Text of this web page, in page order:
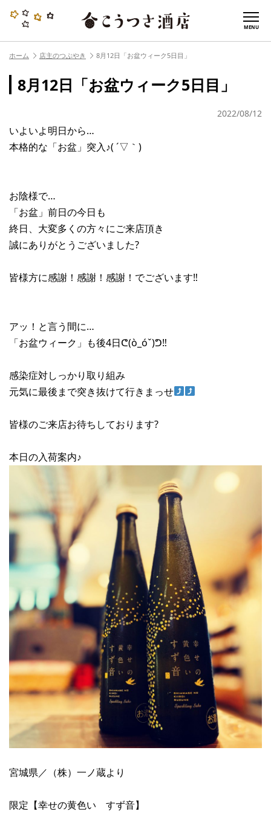
MENU
ホーム 店主のつぶやき 8月12日「お盆ウィーク5日目」
8月12日「お盆ウィーク5日目」
2022/08/12
いよいよ明日から…
本格的な「お盆」突入♪( ´▽｀)
お陰様で…
「お盆」前日の今日も
終日、大変多くの方々にご来店頂き
誠にありがとうございました?
皆様方に感謝！感謝！感謝！でございます‼︎
アッ！と言う間に…
「お盆ウィーク」も後4日ᕦ(ò_óˇ)ᕤ‼︎
感染症対しっかり取り組み
元気に最後まで突き抜けて行きまっせ
皆様のご来店お待ちしております?
本日の入荷案内♪
宮城県／（株）一ノ蔵より
限定【幸せの黄色い すず音】